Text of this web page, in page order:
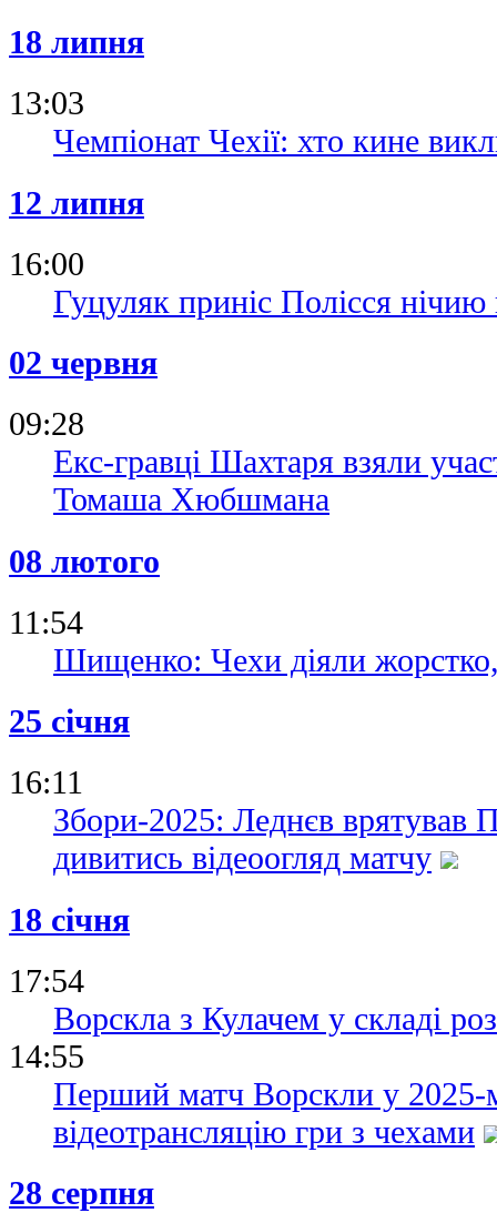
18 липня
13:03
Чемпіонат Чехії: хто кине
12 липня
16:00
Гуцуляк приніс Полісся
02 червня
09:28
Екс-гравці Шахтаря взяли
Томаша Хюбшмана
08 лютого
11:54
Шищенко: Чехи діяли
25 січня
16:11
Збори-2025: Леднєв врятував
дивитись відеоогляд матчу
18 січня
17:54
Ворскла з Кулачем у складі
14:55
Перший матч Ворскли у 2025-
відеотрансляцію гри з чехами
28 серпня